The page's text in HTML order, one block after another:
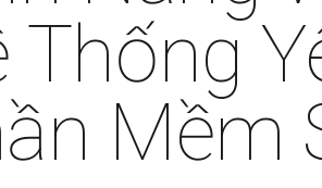
Thống
Mềm